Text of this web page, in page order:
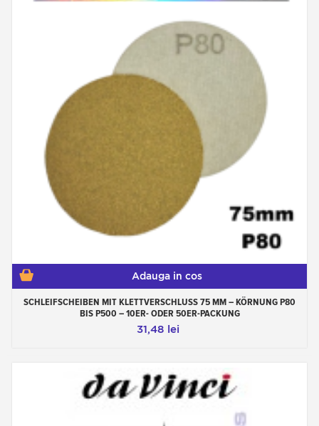
Adauga in cos
SCHLEIFSCHEIBEN MIT KLETTVERSCHLUSS 75 MM – KÖRNUNG P80
BIS P500 – 10ER- ODER 50ER-PACKUNG
31,48 lei